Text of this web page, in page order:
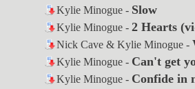
Kylie Minogue - Slow
Kylie Minogue - 2 Hearts
Nick Cave & Kylie Minogue -
Kylie Minogue - Can't get
Kylie Minogue - Confide in